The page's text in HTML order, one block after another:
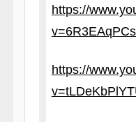
https://
https://